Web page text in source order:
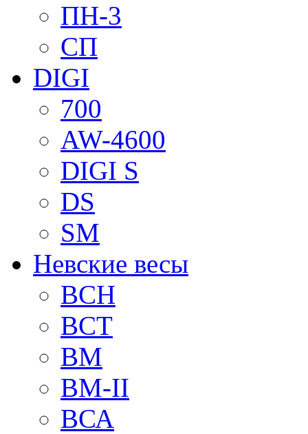
ПН-3
СП
DIGI
700
AW-4600
DIGI S
DS
SM
Невские весы
BCH
BCT
BM
BM-II
ВСА